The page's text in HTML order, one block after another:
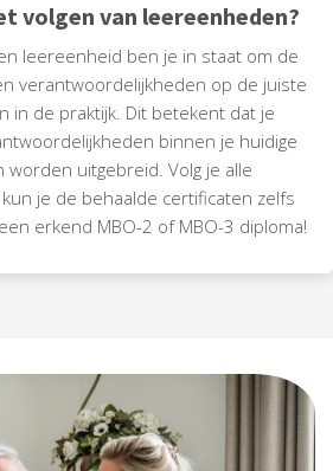
volgen van leereenheden?
leereenheid ben je in staat om de
verantwoordelijkheden op de juiste
in de praktijk. Dit betekent dat je
binnen je huidige
uitgebreid. Volg je alle
je de behaalde certificaten zelfs
erkend MBO-2 of MBO-3 diploma!